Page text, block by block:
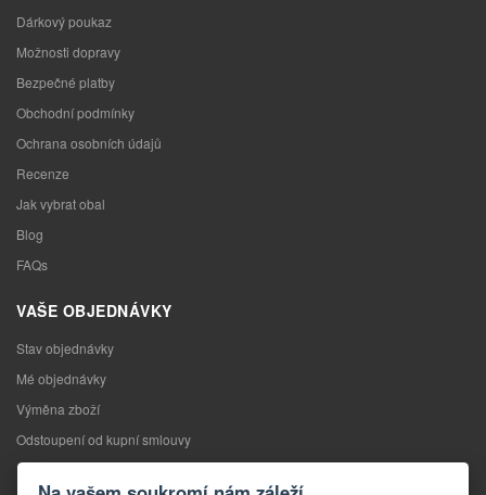
Dárkový poukaz
Možnosti dopravy
Bezpečné platby
Obchodní podmínky
Ochrana osobních údajů
Recenze
Jak vybrat obal
Blog
FAQs
VAŠE OBJEDNÁVKY
Stav objednávky
Mé objednávky
Výměna zboží
Odstoupení od kupní smlouvy
Reklamace